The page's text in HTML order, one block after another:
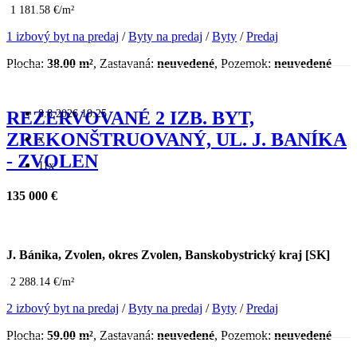
1 181.58 €/m²
1 izbový byt na predaj /Byty na predaj /Byty /Predaj
Plocha: 38.00 m², Zastavaná: neuvedené, Pozemok: neuvedené
8.8.2026 19:25
x
11x
REZERVOVANÉ 2 IZB. BYT,
ZREKONŠTRUOVANÝ, UL. J. BANÍKA
- ZVOLEN
135 000 €
J. Bánika, Zvolen, okres Zvolen, Banskobystrický kraj [SK]
2 288.14 €/m²
2 izbový byt na predaj /Byty na predaj /Byty /Predaj
Plocha: 59.00 m², Zastavaná: neuvedené, Pozemok: neuvedené